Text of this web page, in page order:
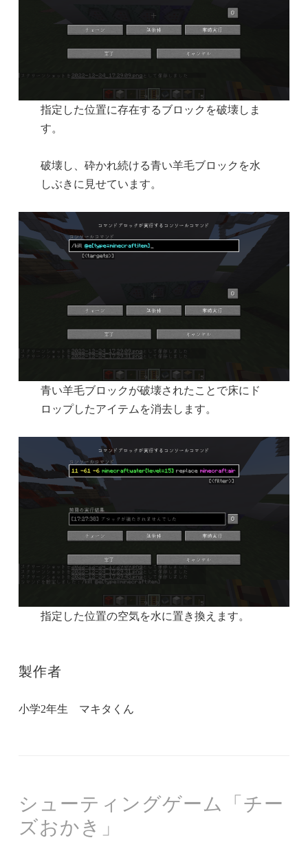
指定した位置に存在するブロックを破壊しま
す。
破壊し、砕かれ続ける青い羊毛ブロックを水
しぶきに見せています。
青い羊毛ブロックが破壊されたことで床にド
ロップしたアイテムを消去します。
指定した位置の空気を水に置き換えます。
製作者
小学2年生 マキタくん
シューティングゲーム「チー
ズおかき」